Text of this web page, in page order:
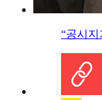
“공시